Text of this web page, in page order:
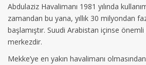
Abdulaziz Havalimanı 1981 yılında
zamandan bu yana, yıllık 30 milyondan
başlamıştır. Suudi Arabistan içinse önemli
merkezdir.
Mekke’ye en yakın havalimanı